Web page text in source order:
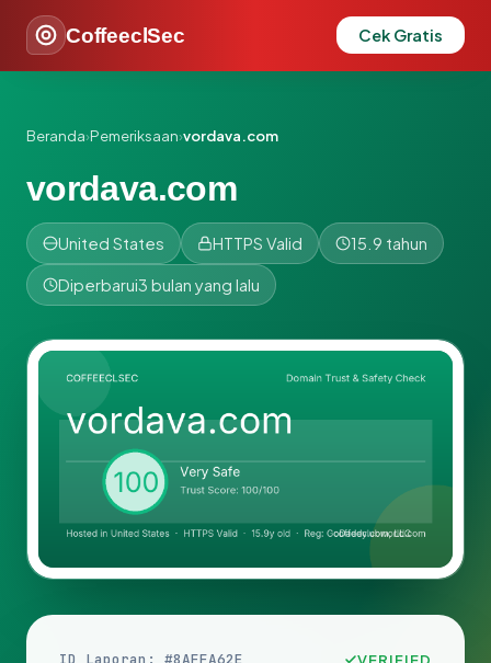
CoffeeclSec Cek Gratis
Beranda›Pemeriksaan›vordava.com
vordava.com
United States HTTPS Valid 15.9 tahun
Diperbarui3 bulan yang lalu